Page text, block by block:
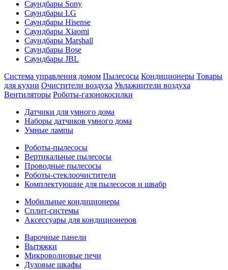
Саундбары Sony
Саундбары LG
Саундбары Hisense
Саундбары Xiaomi
Саундбары Marshall
Саундбары Bose
Саундбары JBL
Система управления домом Пылесосы Кондиционеры Товары
для кухни Очистители воздуха Увлажнители воздуха
Вентиляторы Роботы-газонокосилки
Датчики для умного дома
Наборы датчиков умного дома
Умные лампы
Роботы-пылесосы
Вертикальные пылесосы
Проводные пылесосы
Роботы-стеклоочистители
Комплектующие для пылесосов и швабр
Мобильные кондиционеры
Сплит-системы
Аксессуары для кондиционеров
Варочные панели
Вытяжки
Микроволновые печи
Духовые шкафы